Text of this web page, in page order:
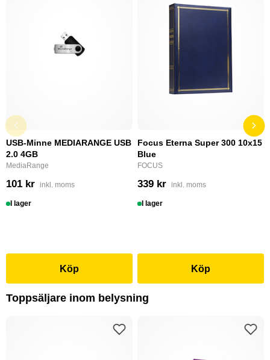
USB-Minne MEDIARANGE USB
2.0 4GB
MediaRange
101 kr inkl. moms
I lager
Köp
Focus Eterna Super 300 10x15
Blue
FOCUS
339 kr inkl. moms
I lager
Köp
Toppsäljare inom belysning